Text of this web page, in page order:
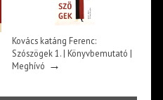
Kovács katáng Ferenc:
Szószögek 1. | Könyvbemutató |
Meghívó →